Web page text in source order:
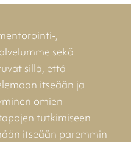
,
sekä
sillä, että
itseään ja
omien
tutkimiseen
itseään paremmin